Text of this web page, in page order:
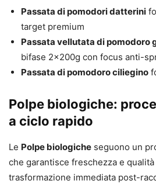
Passata di pomodori datterini
target premium
Passata vellutata di pomodoro
bifase 2x200g con focus anti-
Passata di pomodoro ciliegino
Polpe biologiche:
a ciclo rapido
Le Polpe biologiche seguono un
che garantisce freschezza e
trasformazione immediata post-